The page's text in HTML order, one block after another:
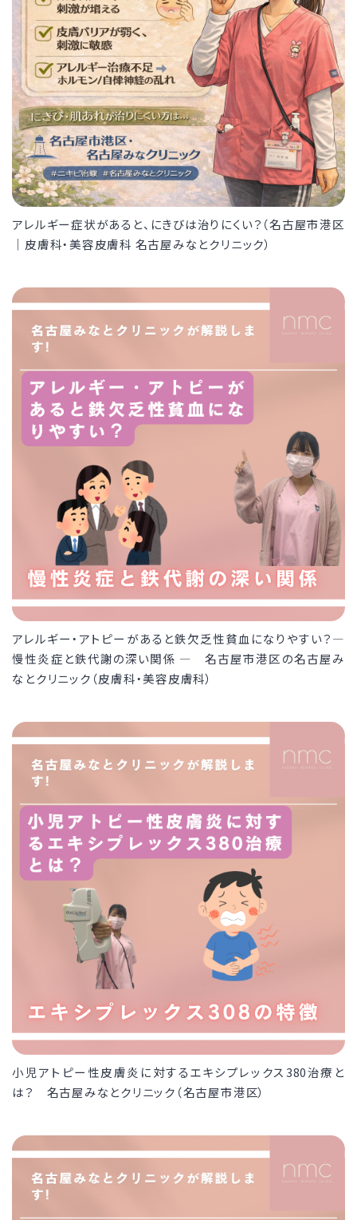
アレルギー症状があると、にきびは治りにくい？（名古屋市港区
｜皮膚科・美容皮膚科 名古屋みなとクリニック）
アレルギー・アトピーがあると鉄欠乏性貧血になりやすい？―
慢性炎症と鉄代謝の深い関係 ― 名古屋市港区の名古屋み
なとクリニック（皮膚科・美容皮膚科）
小児アトピー性皮膚炎に対するエキシプレックス380治療と
は？ 名古屋みなとクリニック（名古屋市港区）